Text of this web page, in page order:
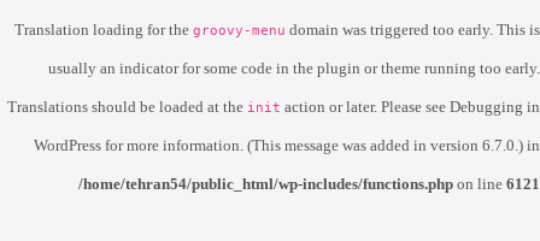
Translation loading for the groovy-menu domain was triggered too early. This is
usually an indicator for some code in the plugin or theme running too early.
Translations should be loaded at the init action or later. Please see Debugging in
WordPress for more information. (This message was added in version 6.7.0.) in
/home/tehran54/public_html/wp-includes/functions.php on line 6121